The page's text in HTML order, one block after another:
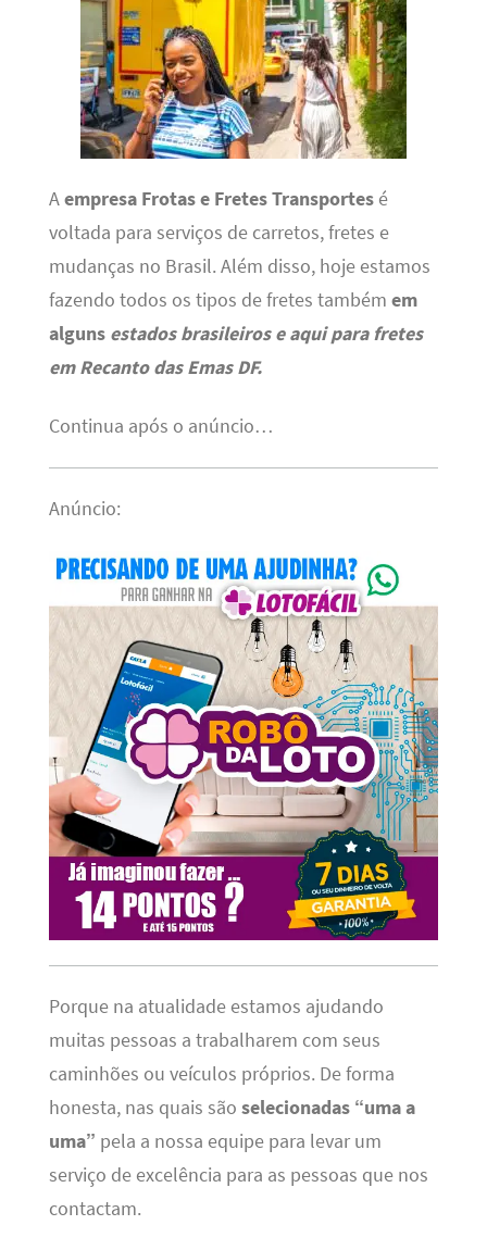
Aempresa Frotas e Fretes Transportesé
voltada para serviços de carretos, fretes e
mudanças no Brasil. Além disso, hoje estamos
fazendo todos os tipos de fretes também em
alguns estados brasileiros e aqui para fretes
em Recanto das Emas DF.
Continua após o anúncio…
Anúncio:
Porque na atualidade estamos ajudando
muitas pessoas a trabalharem com seus
caminhões ou veículos próprios. De forma
honesta, nas quais são selecionadas “uma a
uma” pela a nossa equipe para levar um
serviço de excelência para as pessoas que nos
contactam.